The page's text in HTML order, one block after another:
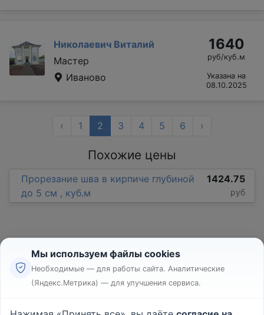
Николаевич Виталий
Мастер
Иваново
1640
руб/куб.м
Указана на
08.10.2025
‹ 1 2 3 4 5 6 ›
Похожие цены
Прорезание шва в кирпиче глубиной
до 5 см , куб.м
1424.75
руб
Реклама
Мы используем файлы cookies
Необходимые — для работы сайта. Аналитические
(Яндекс.Метрика) — для улучшения сервиса.